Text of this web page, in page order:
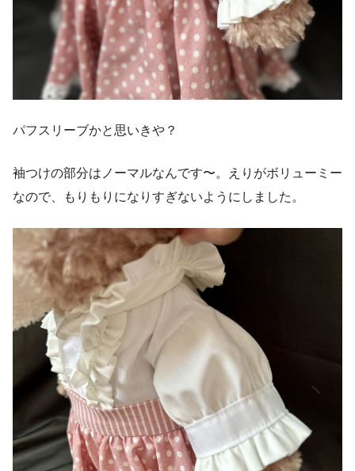
パフスリーブかと思いきや？
袖つけの部分はノーマルなんです〜。えりがボリューミー
なので、もりもりになりすぎないようにしました。